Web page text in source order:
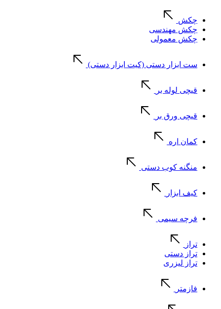
چکش
چکش مهندسی
چکش معمولی
ست ابزار دستی (کیت ابزار دستی)
قیچی لوله بر
قیچی ورق بر
کمان اره
منگنه کوب دستی
کیف ابزار
فرچه سیمی
تراز
تراز دستی
تراز لیزری
فازمتر